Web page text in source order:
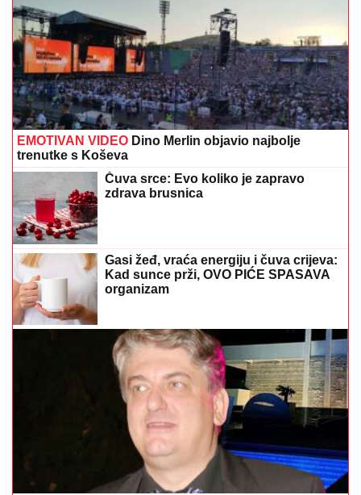
EMOTIVAN VIDEO Dino Merlin objavio najbolje
trenutke s Koševa
Čuva srce: Evo koliko je zapravo
zdrava brusnica
Gasi žeđ, vraća energiju i čuva crijeva:
Kad sunce prži, OVO PIĆE SPASAVA
organizam